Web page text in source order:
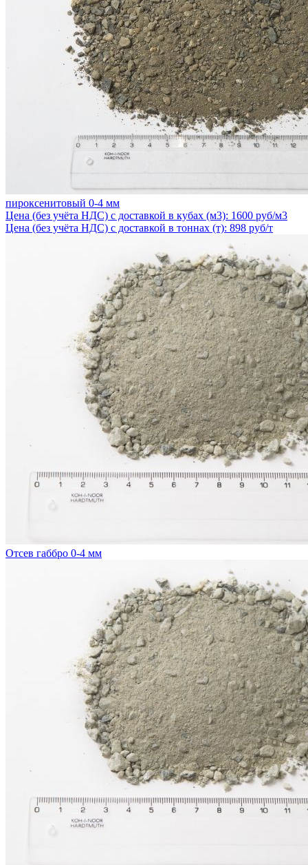
пироксенитовый 0-4 мм
Цена (без учёта НДС) с доставкой в кубах (м3): 1600 руб/м3
Цена (без учёта НДС) с доставкой в тоннах (т): 898 руб/т
Отсев габбро 0-4 мм